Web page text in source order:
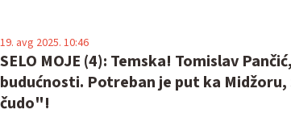
SELO MOJE (4): Temska! Tomislav
budućnosti. Potreban je put ka
čudo"!
19. avg 2025. 10:46